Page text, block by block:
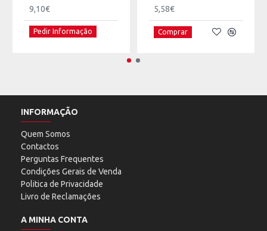
9,10€
Pedir Informação
5,58€
Comprar
INFORMAÇÃO
Quem Somos
Contactos
Perguntas Frequentes
Condições Gerais de Venda
Politica de Privacidade
Livro de Reclamações
A MINHA CONTA